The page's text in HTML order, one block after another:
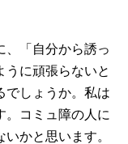
、「自分から誘っ
うに頑張らないと
でしょうか。私は
。コミュ障の人に
かと思います。